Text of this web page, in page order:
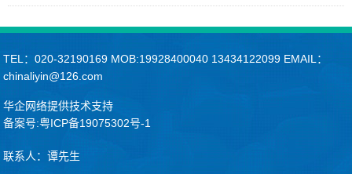
TEL：020-32190169 MOB:19928400040 13434122099 EMAIL：
chinaliyin@126.com
华企网络提供技术支持
备案号:粤ICP备19075302号-1
联系人：谭先生